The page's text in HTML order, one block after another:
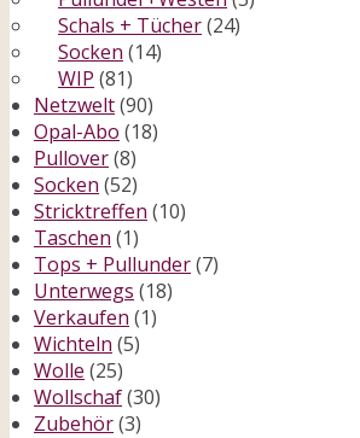
Schals + Tücher(24)
Socken (14)
WIP (81)
Netzwelt(90)
Opal-Abo (18)
Pullover(8)
Socken (52)
Stricktreffen (10)
Taschen (1)
Tops + Pullunder(7)
Unterwegs (18)
Verkaufen (1)
Wichteln (5)
Wolle (25)
Wollschaf(30)
Zubehör(3)